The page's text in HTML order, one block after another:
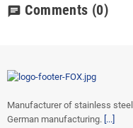
chat Comments (0)
Manufacturer of stainless
German manufacturing. [...]